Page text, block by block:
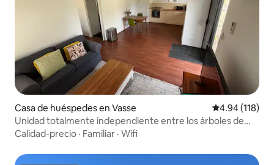
Casa de huéspedes en Vasse Calificación
4.94 (118)
Unidad totalmente independiente entre los árboles de
eucalipto.
Calidad-precio · Familiar · Wifi